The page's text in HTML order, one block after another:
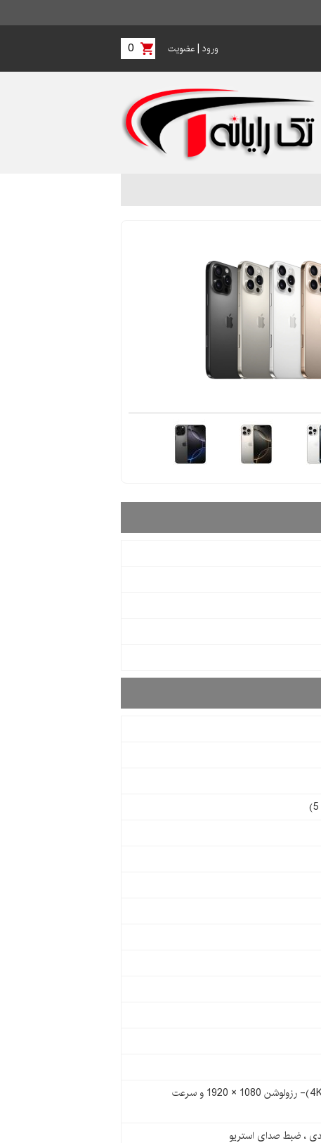
0 ورود |عضویت
رزولوشن 2160 × 3840 و سرعت 24/25/30/60 فریم بر ثانیه (4K@24/25/30/60fps)- رزولوشن 1080 × 1920 و سرعت